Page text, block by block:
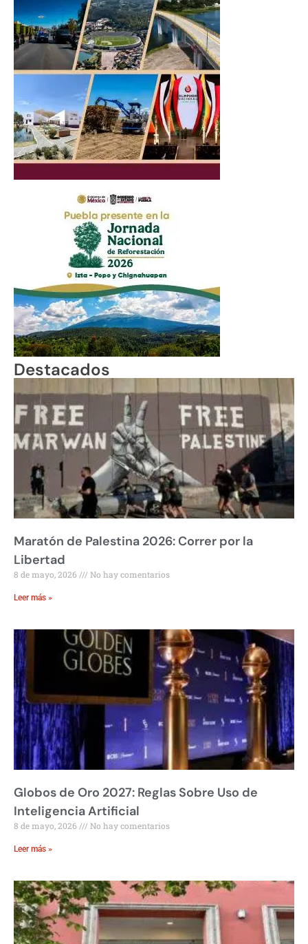
Destacados
Maratón de Palestina 2026: Correr por la
Libertad
8 de mayo, 2026 No hay comentarios
Leer más »
Globos de Oro 2027: Reglas Sobre Uso de
Inteligencia Artificial
8 de mayo, 2026 No hay comentarios
Leer más »